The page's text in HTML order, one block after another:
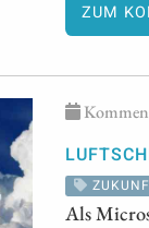
ZUM
Als